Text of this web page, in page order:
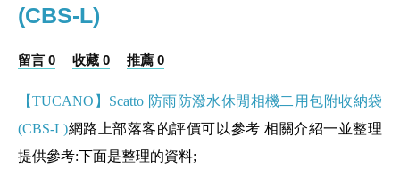
(CBS-L)
留言 0 收藏 0 推薦 0
【TUCANO】Scatto 防雨防潑水休閒相機二用包附收納袋
(CBS-L)網路上部落客的評價可以參考 相關介紹一並整理
提供參考:下面是整理的資料;